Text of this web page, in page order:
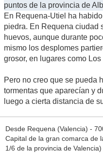
puntos de la provincia de
En Requena-Utiel ha
piedra. En Requena ciudad
huevos, aunque durante
mismo los desplomes
grosor, en lugares como
Pero no creo que se pueda
tormentas que aparecían y
luego a cierta distancia de
Desde Requena (Valencia) -
Capital de la gran comarca de
1/6 de la provincia de